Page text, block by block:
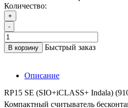
Количество:
+
-
В корзину Быстрый заказ
Описание
RP15 SE (SIO+iCLASS+ Indala)
Компактный считыватель